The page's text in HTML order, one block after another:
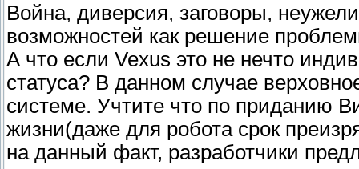
Война, диверсия, заговоры,
возможностей как решение
А что если Vexus это не нечто
статуса? В данном случае
системе. Учтите что по приданию
жизни(даже для робота срок
на данный факт, разработчики